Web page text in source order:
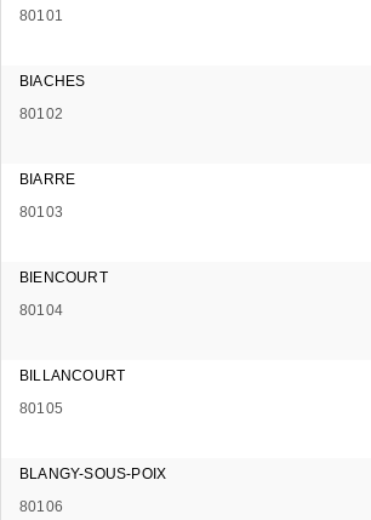
80101
BIACHES
80102
BIARRE
80103
BIENCOURT
80104
BILLANCOURT
80105
BLANGY-SOUS-POIX
80106